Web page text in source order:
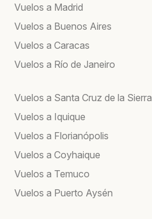
Vuelos a Madrid
Vuelos a Buenos Aires
Vuelos a Caracas
Vuelos a Río de Janeiro
Vuelos a Santa Cruz de la Sierra
Vuelos a Iquique
Vuelos a Florianópolis
Vuelos a Coyhaique
Vuelos a Temuco
Vuelos a Puerto Aysén